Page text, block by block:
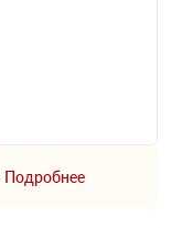
Подробнее